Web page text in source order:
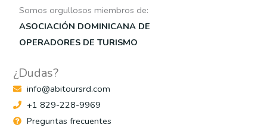
Somos orgullosos miembros de:
ASOCIACIÓN DOMINICANA DE
OPERADORES DE TURISMO
¿Dudas?
info@abitoursrd.com
+1 829-228-9969
Preguntas frecuentes